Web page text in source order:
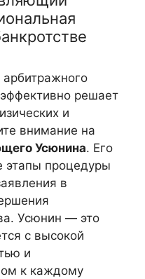
решает
и
внимание на
Усюнина. Его
этапы процедуры
в
Усюнин — это
с высокой
и
к каждому